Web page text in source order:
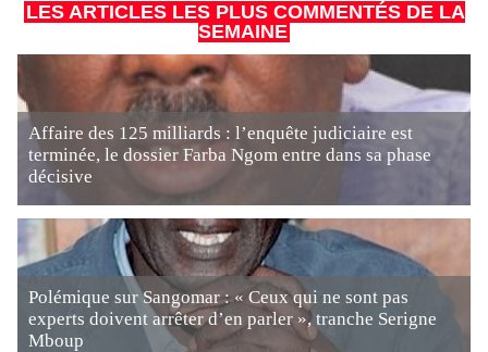
LES ARTICLES LES PLUS COMMENTÉS DE LA
SEMAINE
Affaire des 125 milliards : l’enquête judiciaire est
terminée, le dossier Farba Ngom entre dans sa phase
décisive
Polémique sur Sangomar : « Ceux qui ne sont pas
experts doivent arrêter d’en parler », tranche Serigne
Mboup